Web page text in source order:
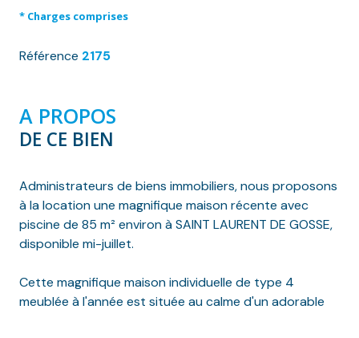
* Charges comprises
Référence 2175
A PROPOS
DE CE BIEN
Administrateurs de biens immobiliers, nous proposons
à la location une magnifique maison récente avec
piscine de 85 m² environ à SAINT LAURENT DE GOSSE,
disponible mi-juillet.
Cette magnifique maison individuelle de type 4
meublée à l'année est située au calme d'un adorable